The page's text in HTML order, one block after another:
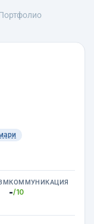
КОММУНИКАЦИЯ
-/10